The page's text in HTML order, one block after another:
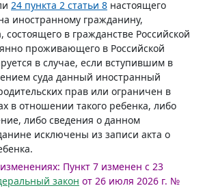
24 пункта 2 статьи 8 настоящего
иностранному гражданину,
в гражданстве Российской
проживающего в Российской
в случае, если вступившим в
суда данный иностранный
прав или ограничен в
в отношении такого ребенка, либо
либо сведения о данном
исключены из записи акта о
Пункт 7 изменен с 23
закон от 26 июля 2026 г. №